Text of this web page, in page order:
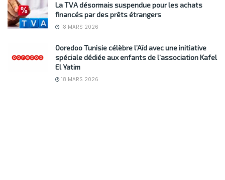
La TVA désormais suspendue pour les achats
financés par des prêts étrangers
18 MARS 2026
Ooredoo Tunisie célèbre l’Aïd avec une initiative
spéciale dédiée aux enfants de l’association Kafel
El Yatim
18 MARS 2026